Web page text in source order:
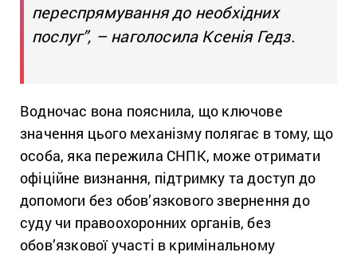
переспрямування до необхідних
послуг”, – наголосила Ксенія Гедз.
Водночас вона пояснила, що ключове
значення цього механізму полягає в тому, що
особа, яка пережила СНПК, може отримати
офіційне визнання, підтримку та доступ до
допомоги без обов’язкового звернення до
суду чи правоохоронних органів, без
обов’язкової участі в кримінальному